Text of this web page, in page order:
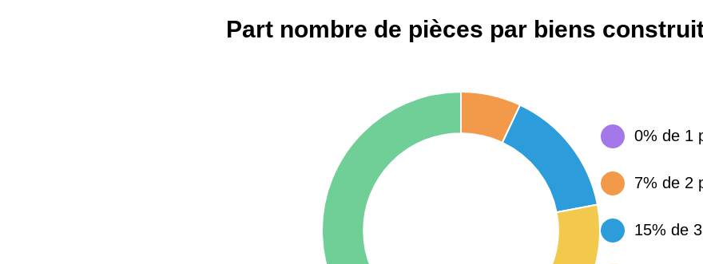
15 155 € 34 €
3 018 € 14 €
2 917 € 14 €
Part nombre de pièces par biens
0% de 1
7% de 2
15% de